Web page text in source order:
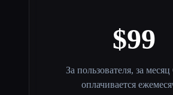
$99
За пользователя, за
оплачивается